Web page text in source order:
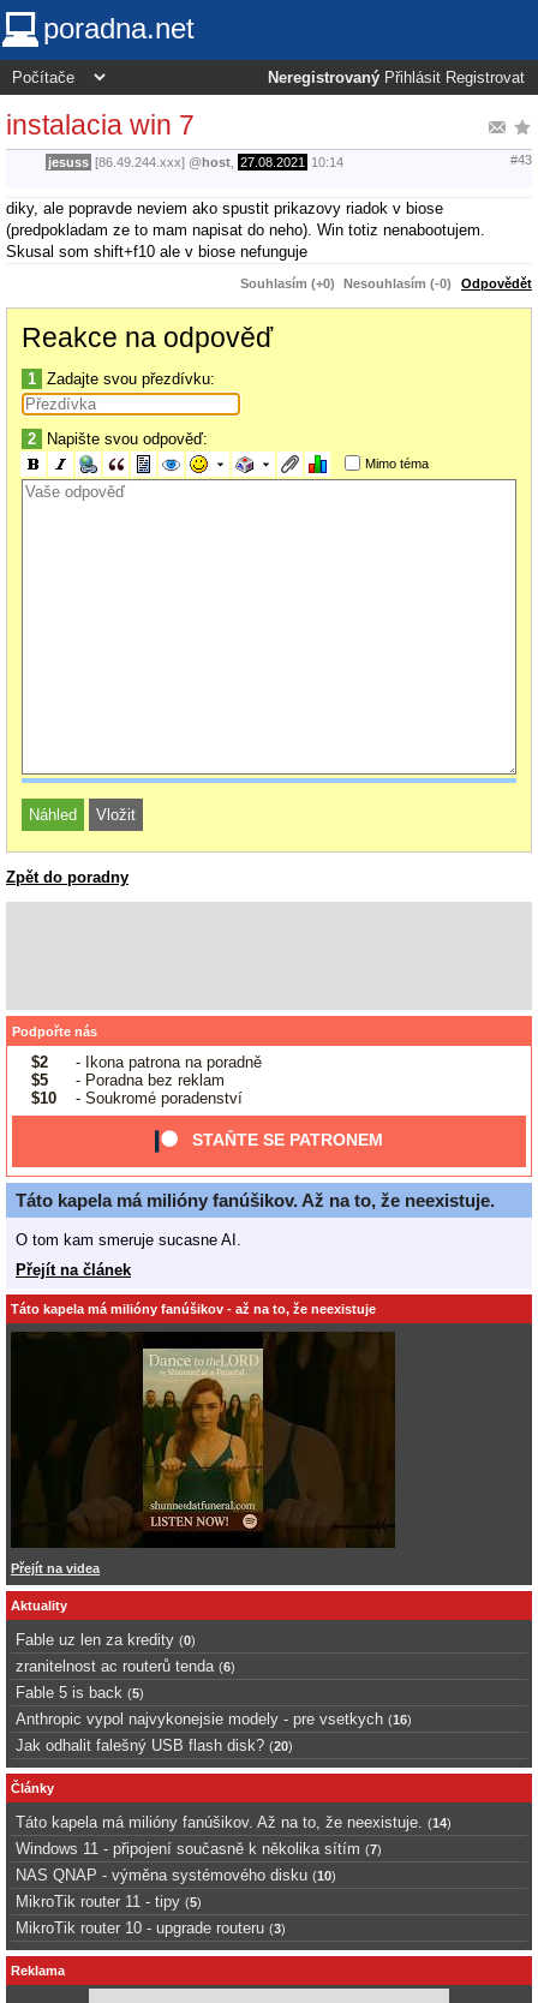
poradna.net
Neregistrovaný Přihlásit Registrovat
instalacia win 7
jesuss [86.49.244.xxx] @host 27.08.2021 10:14 #43
diky, ale popravde neviem ako spustit prikazovy riadok v biose
(predpokladam ze to mam napisat do neho). Win totiz nenabootujem.
Skusal som shift+f10 ale v biose nefunguje
Souhlasím (+0) Nesouhlasím (-0) Odpovědět
Reakce na odpověď
1 Zadajte svou přezdívku:
2 Napište svou odpověď:
Mimo téma
Zpět do poradny
Podpořte nás
$2
- Ikona patrona na poradně
$5
- Poradna bez reklam
$10
- Soukromé poradenství
STAŇTE SE PATRONEM
Táto kapela má milióny fanúšikov. Až na to, že neexistuje.
O tom kam smeruje sucasne AI.
Přejít na článek
Táto kapela má milióny fanúšikov - až na to, že neexistuje
Přejít na videa
Aktuality
Fable uz len za kredity (0)
zranitelnost ac routerů tenda (6)
Fable 5 is back (5)
Anthropic vypol najvykonejsie modely - pre vsetkych (16)
Jak odhalit falešný USB flash disk? (20)
Články
Táto kapela má milióny fanúšikov. Až na to, že neexistuje. (14)
Windows 11 - připojení současně k několika sítím (7)
NAS QNAP - výměna systémového disku (10)
MikroTik router 11 - tipy (5)
MikroTik router 10 - upgrade routeru (3)
Reklama